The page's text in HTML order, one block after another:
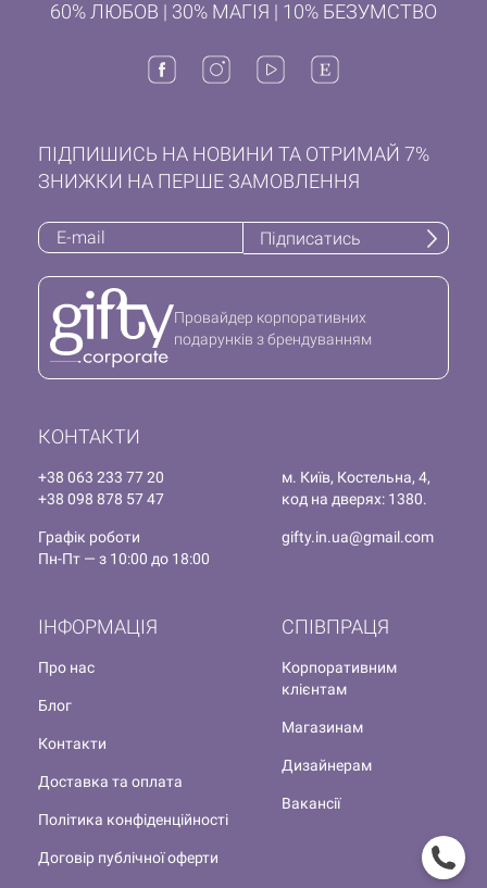
60% ЛЮБОВ | 30% МАГІЯ | 10% БЕЗУМСТВО
КОНТАКТИ
+38 063 233 77 20
+38 098 878 57 47
м. Київ, Костельна, 4,
код на дверях: 1380.
Графік роботи
Пн-Пт — з 10:00 до 18:00
gifty.in.ua@gmail.com
СПІВПРАЦЯ
Корпоративним
клієнтам
Магазинам
Дизайнерам
Вакансії
ІНФОРМАЦІЯ
Про нас
Блог
Контакти
Доставка та оплата
Політика конфіденційності
Договір публічної оферти
ПІДПИШИСЬ НА НОВИНИ ТА ОТРИМАЙ 7%
ЗНИЖКИ НА ПЕРШЕ ЗАМОВЛЕННЯ
Підписатись
Провайдер корпоративних
подарунків з брендуванням